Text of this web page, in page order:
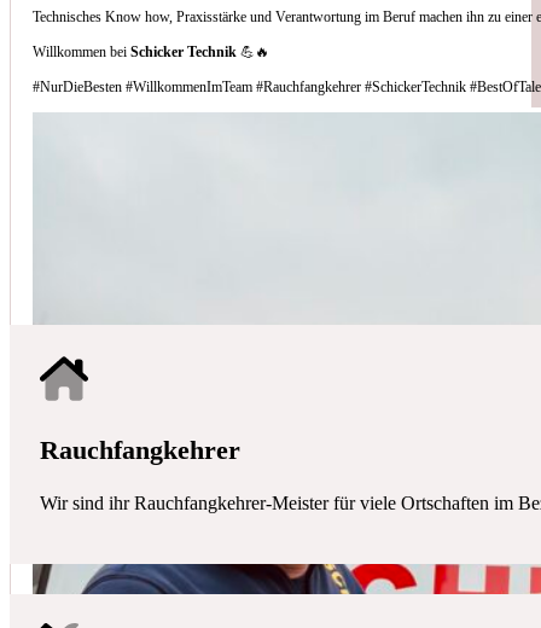
Technisches Know how, Praxisstärke und Verantwortung im Beruf machen ihn zu
Willkommen beiSchicker Technik 💪🔥
#NurDieBesten #WillkommenImTeam #Rauchfangkehrer #SchickerTechnik
Nettes Team, und kompetente Beratung.
Rauchfangkehrer
Wir sind ihr Rauchfangkehrer-Meister für viele Ortschaften im